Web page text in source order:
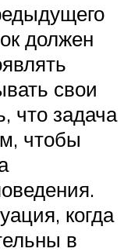
должен
свои
что задача
чтобы
когда
в